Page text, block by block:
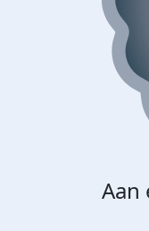
Aan